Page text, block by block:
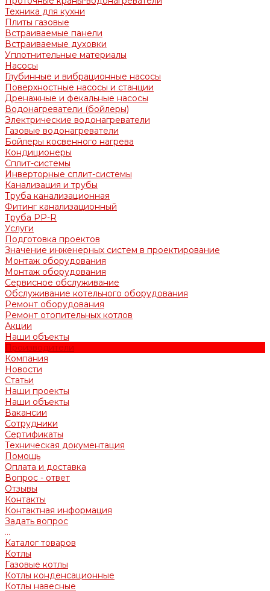
Техника для кухни
Плиты газовые
Встраиваемые панели
Встраиваемые духовки
Уплотнительные материалы
Насосы
Глубинные и вибрационные насосы
Поверхностные насосы и станции
Дренажные и фекальные насосы
Водонагреватели (бойлеры)
Электрические водонагреватели
Газовые водонагреватели
Бойлеры косвенного нагрева
Кондиционеры
Сплит-системы
Инверторные сплит-системы
Канализация и трубы
Труба канализационная
Фитинг канализационный
Труба PP-R
Услуги
Подготовка проектов
Значение инженерных систем в проектирование
Монтаж оборудования
Монтаж оборудования
Сервисное обслуживание
Обслуживание котельного оборудования
Ремонт оборудования
Ремонт отопительных котлов
Акции
Наши объекты
Производители
Компания
Новости
Статьи
Наши проекты
Наши объекты
Вакансии
Сотрудники
Сертификаты
Техническая документация
Помощь
Оплата и доставка
Вопрос - ответ
Отзывы
Контакты
Контактная информация
Задать вопрос
...
Каталог товаров
Котлы
Газовые котлы
Котлы конденсационные
Котлы навесные